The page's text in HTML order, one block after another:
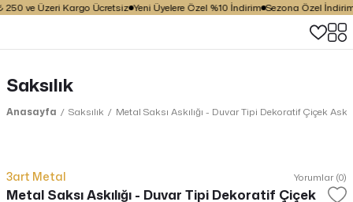
ve Üzeri Kargo Ücretsiz Yeni Üyelere Özel %10 İndirim Sezona Özel İndirim
Saksılık
Anasayfa Saksılık Metal Saksı Askılığı - Duvar Tipi Dekoratif Çiçek
3art Metal Yorumlar (0)
Metal Saksı Askılığı - Duvar Tipi Dekoratif Çiçek